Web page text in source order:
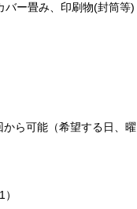
バー畳み、印刷物(封筒等)
ら可能（希望する日、曜